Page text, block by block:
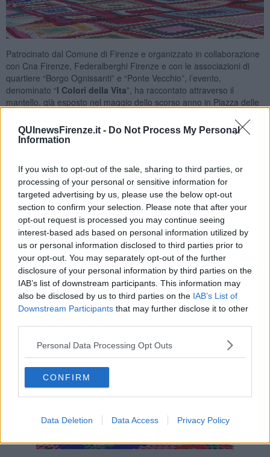
QUInewsFirenze.it - Do Not Process My Personal
Information
If you wish to opt-out of the sale, sharing to third parties, or
processing of your personal or sensitive information for
targeted advertising by us, please use the below opt-out
section to confirm your selection. Please note that after your
opt-out request is processed you may continue seeing
interest-based ads based on personal information utilized by
us or personal information disclosed to third parties prior to
your opt-out. You may separately opt-out of the further
disclosure of your personal information by third parties on the
IAB’s list of downstream participants. This information may
also be disclosed by us to third parties on the IAB’s List of
Downstream Participants that may further disclose it to other
Personal Data Processing Opt Outs
CONFIRM
Data Deletion Data Access Privacy Policy
Patrocinato dal Comune di Firenze e organizzato in collaborazione
con Cna Firenze, Federalberghi Firenze e con le associazioni di
quartiere “Borgo Ognissanti” e “Ponte Vecchio”, l’evento,
denominato “I Colori della Vita”, ha raccontato attraverso il
mantello, già esposto nel maggio dello scorso anno in Piazza delle
sono unite intorno a questo progetto per testimoniare ilvalore
della vita sempre
, anche nelle sue fasi più difficili e delicate, come
Il progetto è nato nella primavera 2020, durante il lockdown, da
un’idea dei volontari pratesi di File. Ha fatto da guida il principio
ispiratore che “ogni punto a maglia si intreccia all’altro, così come
ogni vita si intreccia all’altra.